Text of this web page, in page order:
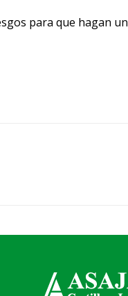
para que hagan